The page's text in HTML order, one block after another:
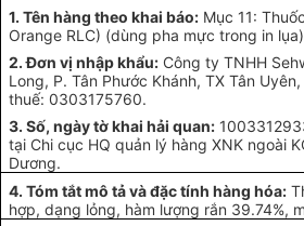
1. Tên hàng theo khai báo: Mục 11:
Orange RLC) (dùng pha mực trong in
2. Đơn vị nhập khẩu: Công ty TNHH
Long, P. Tân Phước Khánh, TX Tân
thuế: 0303175760.
3. Số, ngày tờ khai hải quan:
tại Chi cục HQ quản lý hàng XNK ngoài
Dương.
4. Tóm tắt mô tả và đặc tính hàng hóa:
hợp, dạng lỏng, hàm lượng rắn 39.74%,